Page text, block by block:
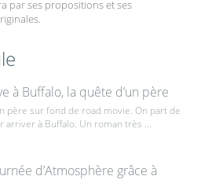
par ses propositions et ses
à Buffalo, la quête d’un père
père sur fond de road movie. On part de
arriver à Buffalo. Un roman très ...
d’Atmosphère grâce à